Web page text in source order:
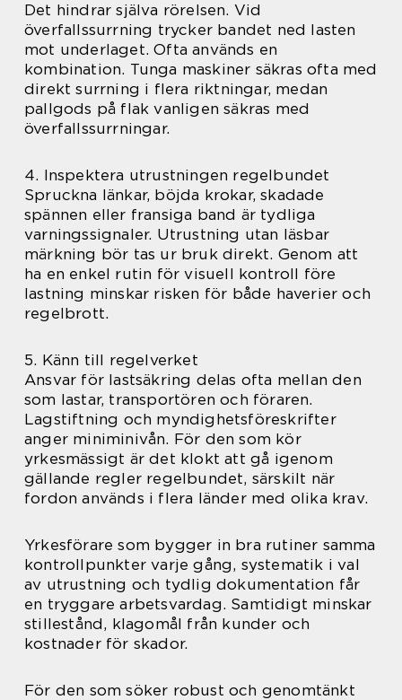
Det hindrar själva rörelsen. Vid
överfallssurrning trycker bandet ned lasten
mot underlaget. Ofta används en
kombination. Tunga maskiner säkras ofta med
direkt surrning i flera riktningar, medan
pallgods på flak vanligen säkras med
överfallssurrningar.
4. Inspektera utrustningen regelbundet
Spruckna länkar, böjda krokar, skadade
spännen eller fransiga band är tydliga
varningssignaler. Utrustning utan läsbar
märkning bör tas ur bruk direkt. Genom att
ha en enkel rutin för visuell kontroll före
lastning minskar risken för både haverier och
regelbrott.
5. Känn till regelverket
Ansvar för lastsäkring delas ofta mellan den
som lastar, transportören och föraren.
Lagstiftning och myndighetsföreskrifter
anger miniminivån. För den som kör
yrkesmässigt är det klokt att gå igenom
gällande regler regelbundet, särskilt när
fordon används i flera länder med olika krav.
Yrkesförare som bygger in bra rutiner samma
kontrollpunkter varje gång, systematik i val
av utrustning och tydlig dokumentation får
en tryggare arbetsvardag. Samtidigt minskar
stillestånd, klagomål från kunder och
kostnader för skador.
För den som söker robust och genomtänkt